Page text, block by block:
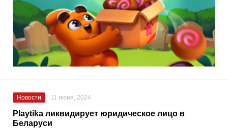
Новости 11 июня, 2024
Playtika ликвидирует юридическое лицо в
Беларуси